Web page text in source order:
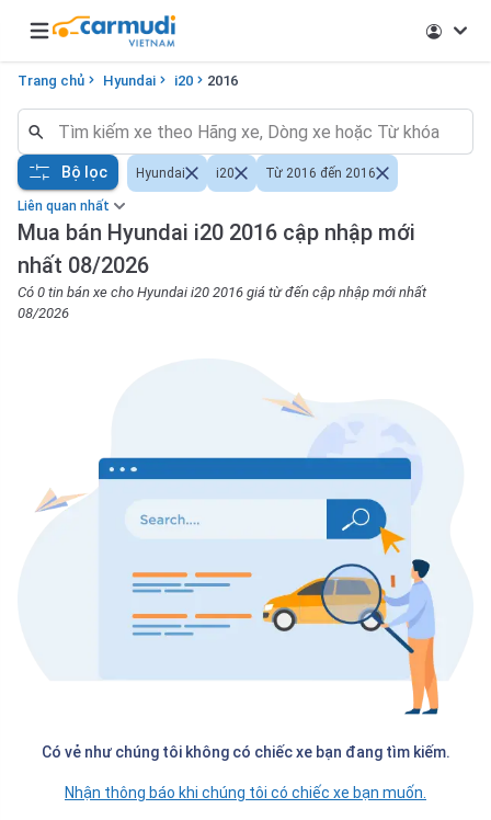
Open main menu
Trang chủ Hyundai i20 2016
Liên quan nhất
Mua bán Hyundai i20 2016 cập nhập mới
nhất 08/2026
Có 0 tin bán xe cho Hyundai i20 2016 giá từ đến cập nhập mới nhất
08/2026
Bộ lọc Hyundai i20 Từ 2016 đến 2016
Có vẻ như chúng tôi không có chiếc xe bạn đang tìm kiếm.
Nhận thông báo khi chúng tôi có chiếc xe bạn muốn.